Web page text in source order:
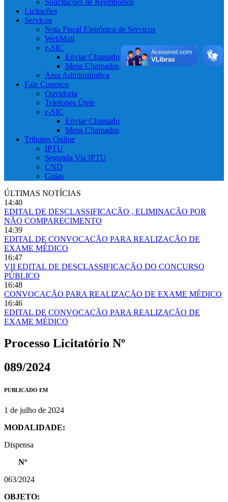
Solicitações de Reembolsos
Licitações
Serviços
Nota Fiscal Eletrônica de Serviços
WebMail
e-SIC
Enviar Chamado
Meus Chamados
Área Administrativa
Fale Conosco
Ouvidoria
Telefones Úteis
e-SIC
Enviar Chamado
Meus Chamados
Tributos Online
IPTU
Segunda Via IPTU
CND
Guias
ÚLTIMAS NOTÍCIAS
14:40
EDITAL DE DESCLASSIFICAÇÃO , ELIMINAÇÃO POR
NÃO COMPARECIMENTO
14:39
EDITAL DE CONVOCAÇÃO PARA REALIZAÇÃO DE
EXAME MÉDICO
16:47
VII EDITAL DE DESCLASSIFICAÇÃO DO CONCURSO
PÚBLICO
16:48
CONVOCAÇÃO PARA REALIZAÇÃO DE EXAME MÉDICO
16:46
EDITAL DE CONVOCAÇÃO PARA REALIZAÇÃO DE
EXAME MÉDICO
Processo Licitatório Nº
089/2024
PUBLICADO EM
1 de julho de 2024
MODALIDADE:
Dispensa
Nº
063/2024
OBJETO: